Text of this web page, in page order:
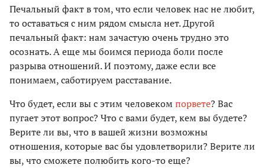
Печальный факт в том, что если человек нас не любит,
то оставаться с ним рядом смысла нет. Другой
печальный факт: нам зачастую очень трудно это
осознать. А еще мы боимся периода боли после
разрыва отношений. И поэтому, даже если все
понимаем, саботируем расставание.
Что будет, если вы с этим человекомпорвете? Вас
пугает этот вопрос? Что с вами будет, кем вы будете?
Верите ли вы, что в вашей жизни возможны
отношения, которые вас бы удовлетворили? Верите ли
вы, что сможете полюбить кого-то еще?